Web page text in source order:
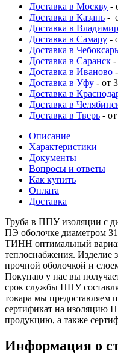
Доставка в Москву -
Доставка в Казань -
Доставка в Владимир
Доставка в Самару -
Доставка в
Доставка в Саранск -
Доставка в Иваново
Доставка в Уфу - от
Доставка в
Доставка в
Доставка в Тверь -
Описание
Характеристики
Документы
Вопросы и ответы
Как купить
Оплата
Доставка
Труба в ППУ изоляции с
ПЭ оболочке диаметром
ТИНН оптимальный
теплоснабжения. Изделие
прочной оболочкой и
Покупаю у нас вы
срок службы ППУ
товара мы предоставляем
сертификат на изоляцию
продукцию, а также
Информация о